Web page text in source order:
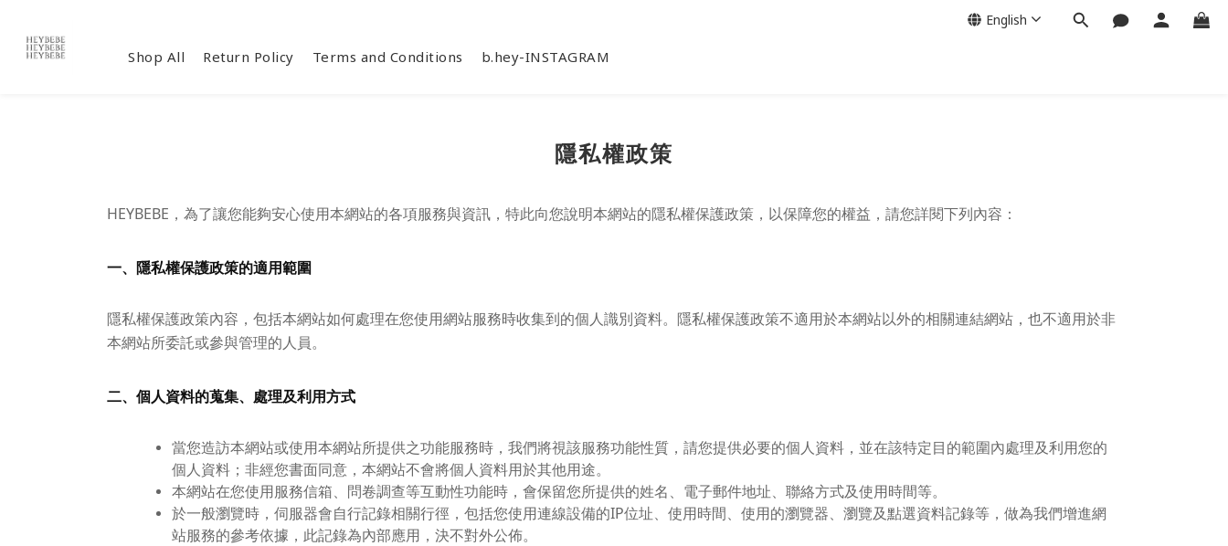
Shop All Return Policy Terms and Conditions b.hey-INSTAGRAM
English
隱私權政策
HEYBEBE，為了讓您能夠安心使用本網站的各項服務與資訊，特此向您說明本網站的隱私權保護政策，以保障您的權益，請您詳閱下列內容：
一、隱私權保護政策的適用範圍
隱私權保護政策內容，包括本網站如何處理在您使用網站服務時收集到的個人識別資料。隱私權保護政策不適用於本網站以外的相關連結網站，也不適用於非
本網站所委託或參與管理的人員。
二、個人資料的蒐集、處理及利用方式
當您造訪本網站或使用本網站所提供之功能服務時，我們將視該服務功能性質，請您提供必要的個人資料，並在該特定目的範圍內處理及利用您的
個人資料；非經您書面同意，本網站不會將個人資料用於其他用途。
本網站在您使用服務信箱、問卷調查等互動性功能時，會保留您所提供的姓名、電子郵件地址、聯絡方式及使用時間等。
於一般瀏覽時，伺服器會自行記錄相關行徑，包括您使用連線設備的IP位址、使用時間、使用的瀏覽器、瀏覽及點選資料記錄等，做為我們增進網
站服務的參考依據，此記錄為內部應用，決不對外公佈。